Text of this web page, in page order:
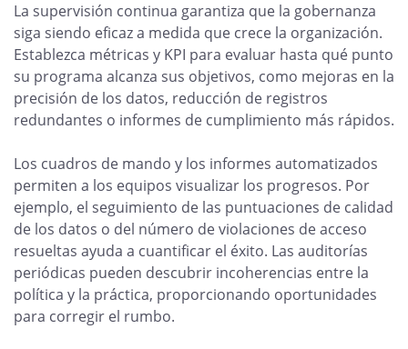
La supervisión continua garantiza que la gobernanza
siga siendo eficaz a medida que crece la organización.
Establezca métricas y KPI para evaluar hasta qué punto
su programa alcanza sus objetivos, como mejoras en la
precisión de los datos, reducción de registros
redundantes o informes de cumplimiento más rápidos.
Los cuadros de mando y los informes automatizados
permiten a los equipos visualizar los progresos. Por
ejemplo, el seguimiento de las puntuaciones de calidad
de los datos o del número de violaciones de acceso
resueltas ayuda a cuantificar el éxito. Las auditorías
periódicas pueden descubrir incoherencias entre la
política y la práctica, proporcionando oportunidades
para corregir el rumbo.